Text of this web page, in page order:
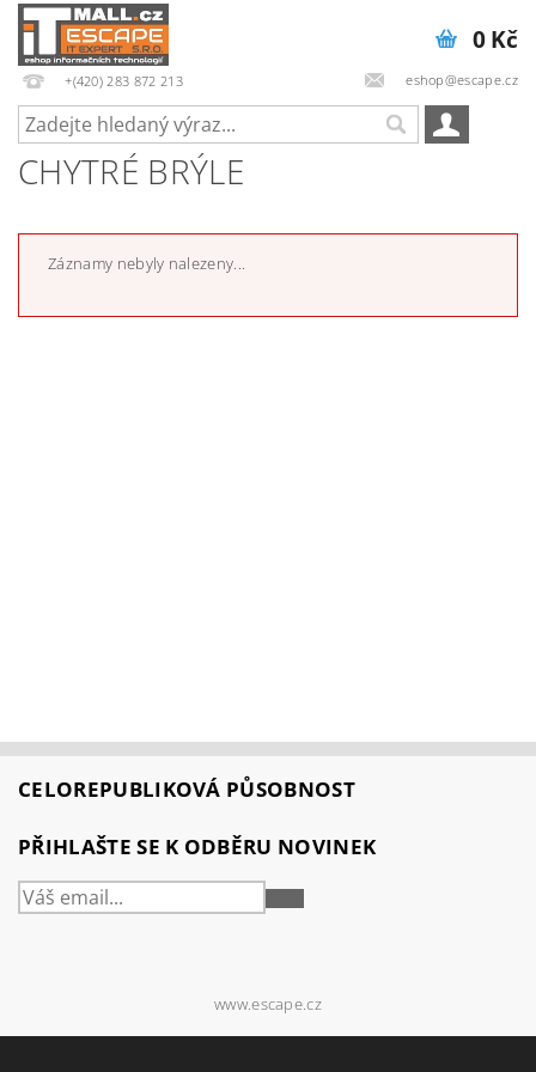
+(420) 283 872 213 eshop@escape.cz
0 Kč
CHYTRÉ BRÝLE
Záznamy nebyly nalezeny...
CELOREPUBLIKOVÁ PŮSOBNOST
PŘIHLAŠTE SE K ODBĚRU NOVINEK
PŘIHLÁSIT
www.escape.cz